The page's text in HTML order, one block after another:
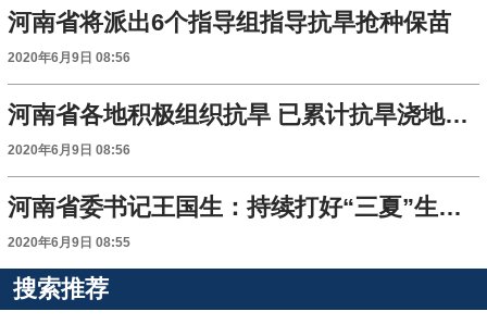
河南省将派出6个指导组指导抗旱抢种保苗
2020年6月9日 08:56
河南省各地积极组织抗旱 已累计抗旱浇地2348万亩次
2020年6月9日 08:56
河南省委书记王国生：持续打好“三夏”生产主动仗
2020年6月9日 08:55
搜索推荐